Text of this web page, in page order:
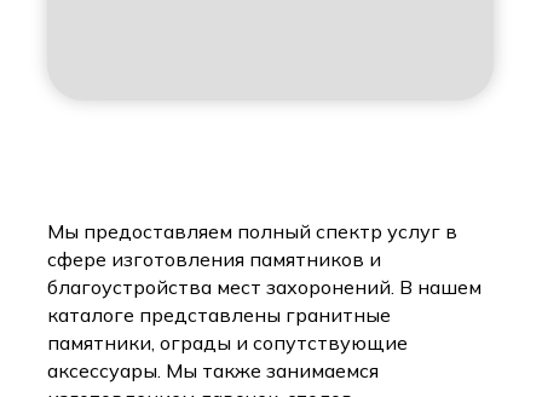
Мы предоставляем полный спектр услуг в
сфере изготовления памятников и
благоустройства мест захоронений. В нашем
каталоге представлены гранитные
памятники, ограды и сопутствующие
аксессуары. Мы также занимаемся